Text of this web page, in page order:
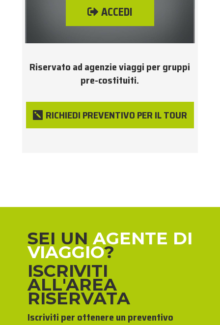
ACCEDI
Riservato ad agenzie viaggi per gruppi
pre-costituiti.
RICHIEDI PREVENTIVO PER IL TOUR
SEI UN AGENTE DI
VIAGGIO?
ISCRIVITI
ALL'AREA
RISERVATA
Iscriviti per ottenere un preventivo